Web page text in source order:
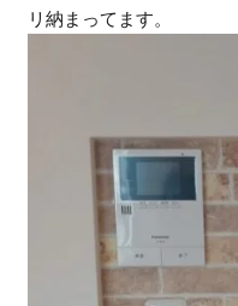
リ納まってます。